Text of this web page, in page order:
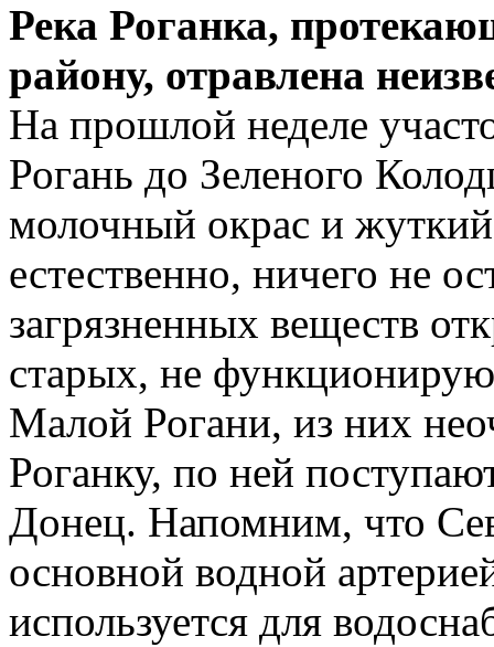
Река Роганка,
району, отравлена
На прошлой неделе
Рогань до Зеленого
молочный окрас и
естественно, ничего не
загрязненных веществ
старых, не
Малой Рогани, из них
Роганку, по ней
Донец. Напомним, что
основной водной
используется для